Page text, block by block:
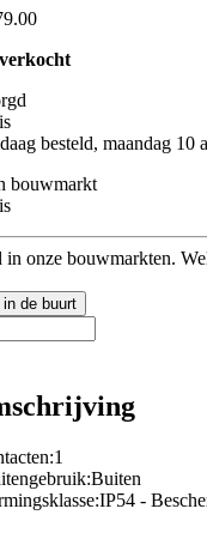
.00
besteld, maandag 10
bouwmarkt
in onze bouwmarkten.
de buurt
-